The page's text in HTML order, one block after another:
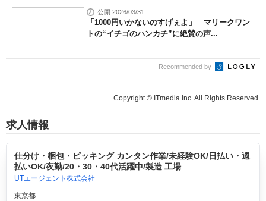
公開 2026/03/31
「1000円いかないのすげぇよ」 マリークワン
トの“イチゴのハンカチ”に絶賛の声...
Recommended by
Copyright © ITmedia Inc. All Rights Reserved.
求人情報
仕分け・梱包・ピッキング カンタン作業/未経験OK/日払い・週
払いOK/夜勤/20・30・40代活躍中/製造 工場
UTエージェント株式会社
東京都